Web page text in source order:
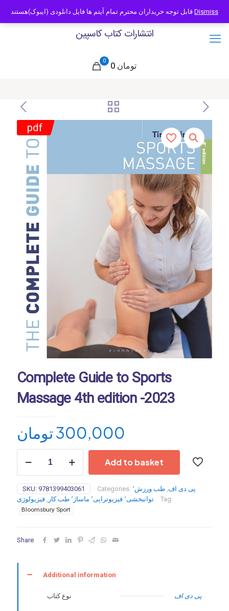
09121466294 info@caspianbook.com
انتشارات کتاب کاسپین
0
0 تومان
pdf
Complete Guide to Sports
Massage 4th edition -2023
300,000تومان
Guide
Sports
Massage
4th
edition
Add to basket
SKU: 9781399403061 Categories: پی دی اف,
طب ورزش٬
توانبخشی٬ فیزیوتراپی٬ ماساژ٬ طب کار
, فیزیولوژی Tag:
Bloomsbury Sport
Share
Additional information
نوع کتاب پی دی اف
Dismiss